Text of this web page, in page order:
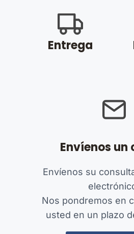
Entrega
Envíenos un
Envíenos su
Nos pondremos en
usted en un plazo